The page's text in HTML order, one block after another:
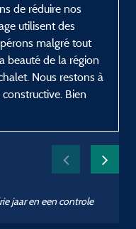
de réduire nos
utilisent des
malgré tout
beauté de la région
Nous restons à
Bien
jaar en een controle